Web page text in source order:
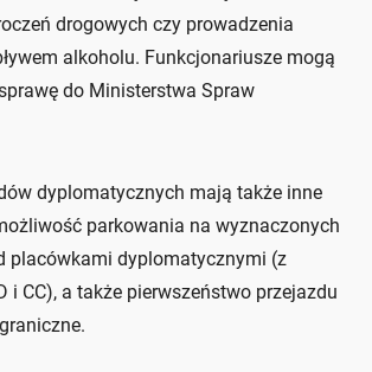
drogowych czy prowadzenia
alkoholu. Funkcjonariusze mogą
do Ministerstwa Spraw
dyplomatycznych mają także inne
parkowania na wyznaczonych
placówkami dyplomatycznymi (z
i CC), a także pierwszeństwo przejazdu